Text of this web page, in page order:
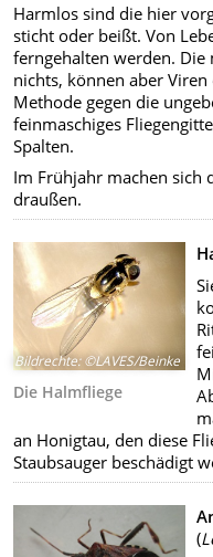
Harmlos sind die hier
sticht oder beißt. Von
ferngehalten werden.
nichts, können aber
Methode gegen die
feinmaschiges
Spalten.
Im Frühjahr machen sich
draußen.
Bildrechte:©LAVES/Beinke
Die Halmfliege
an Honigtau, den diese
Staubsauger beschädigt
(